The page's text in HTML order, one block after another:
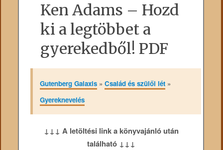
Ken Adams – Hozd
ki a legtöbbet a
gyerekedből! PDF
Gutenberg Galaxis» Család és szülői lét»
Gyereknevelés
↓↓↓ A letöltési link a könyvajánló után
található ↓↓↓